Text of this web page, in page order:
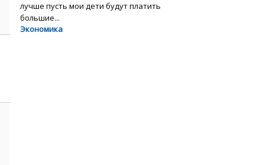
лучше пусть мои дети будут платить
большие...
Экономика